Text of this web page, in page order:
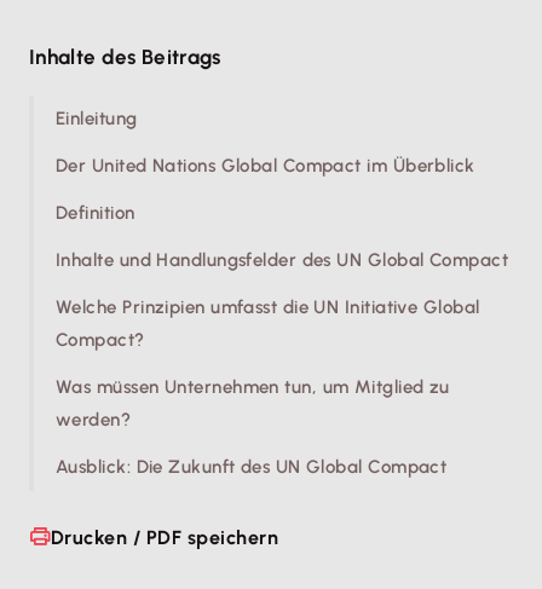
Inhalte des Beitrags
Einleitung
Der United Nations Global Compact im Überblick
Definition
Inhalte und Handlungsfelder des UN Global Compact
Welche Prinzipien umfasst die UN Initiative Global
Compact?
Was müssen Unternehmen tun, um Mitglied zu
werden?
Ausblick: Die Zukunft des UN Global Compact
Drucken / PDF speichern